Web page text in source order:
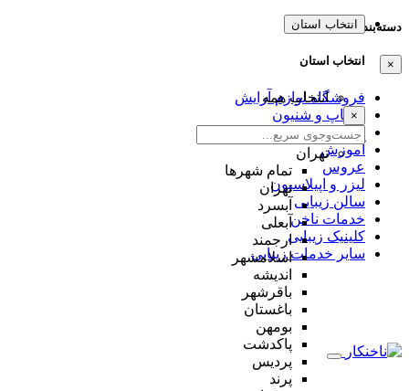
دسته‌بندی‌ها
×
فروشگاه لوازم آرایش
میکاپ و شنیون
مژه و ابرو
آموزش
عروس
لیزر و اپیلاسیون
سالن زیبایی
خدمات ناخن
کلینیک زیبایی
سایر خدمات زیبایی
انتخاب استان
انتخاب استان
انتخاب همه
×
تهران
تمام شهر‌ها
تهران
آبسرد
آبعلی
ارجمند
اسلامشهر
اندیشه
باقرشهر
باغستان
بومهن
پاکدشت
پردیس
پرند